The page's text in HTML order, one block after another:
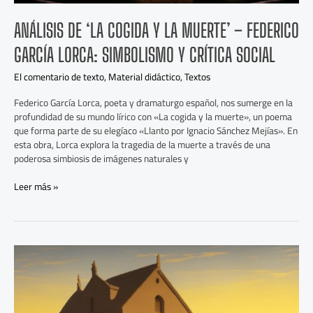
ANÁLISIS DE ‘LA COGIDA Y LA MUERTE’ – FEDERICO
GARCÍA LORCA: SIMBOLISMO Y CRÍTICA SOCIAL
El comentario de texto,Material didáctico,Textos
Federico García Lorca, poeta y dramaturgo español, nos sumerge en la
profundidad de su mundo lírico con «La cogida y la muerte», un poema
que forma parte de su elegíaco «Llanto por Ignacio Sánchez Mejías». En
esta obra, Lorca explora la tragedia de la muerte a través de una
poderosa simbiosis de imágenes naturales y
Social
Leer más »
Sombras
en
los
Pasillos